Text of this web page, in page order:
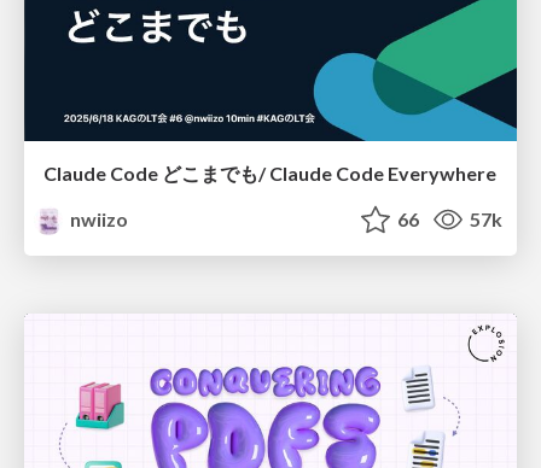
Claude Code どこまでも/ Claude Code Everywhere
nwiizo
66 57k